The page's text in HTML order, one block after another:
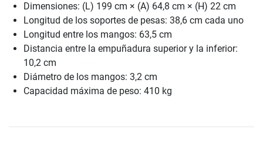
Dimensiones: (L) 199 cm × (A) 64,8 cm × (H) 22 cm
Longitud de los soportes de pesas: 38,6 cm cada uno
Longitud entre los mangos: 63,5 cm
Distancia entre la empuñadura superior y la inferior:
10,2 cm
Diámetro de los mangos: 3,2 cm
Capacidad máxima de peso: 410 kg